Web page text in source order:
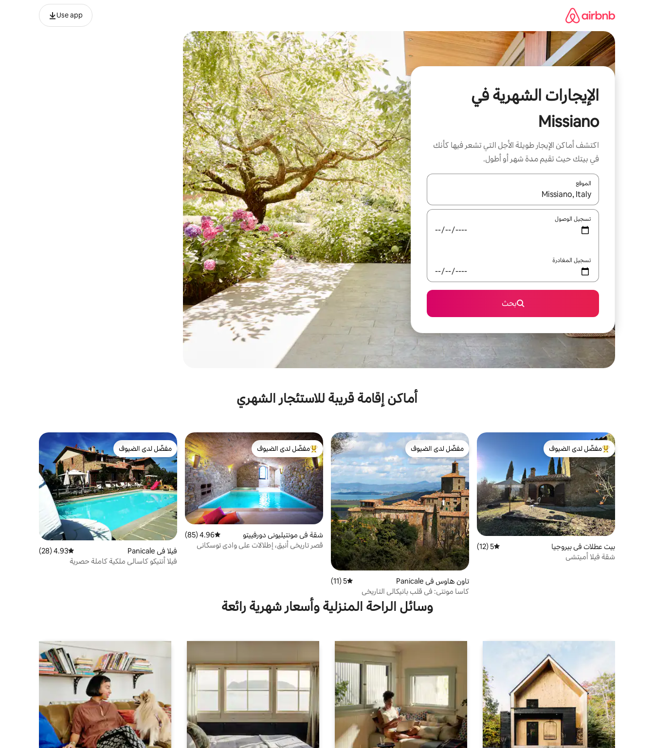
Use app
الإيجارات الشهرية في
Missiano
اكتشف أماكن الإيجار طويلة الأجل التي تشعر فيها كأنك
في بيتك حيث تقيم مدة شهر أو أطول.
الموقع
عند توفر النتائج، انتقل باستخدام السهمين لأعلى ولأسفل أو استكشف عن طريق اللمس أو السحب.
تسجيل الوصول
تسجيل المغادرة
بحث
أماكن إقامة قريبة للاستئجار الشهري
من أبرز البيوت المفضّلة لدى الضيوف
مفضّل لدى الضيوف
بيت عطلات في بيروجيا متوسط التقييم 5 من 5، 12 مراجعات
5 (12)
شقة فيلا أميتشي
مفضّل لدى الضيوف
مفضّل لدى الضيوف
تاون هاوس في Panicale متوسط التقييم 5 من 5، 11 مراجعات
5 (11)
كاسا مونتي: في قلب بانيكالي التاريخي
من أبرز البيوت المفضّلة لدى الضيوف
مفضّل لدى الضيوف
شقة في مونتيليوني دورفييتو متوسط التقييم 4.96 من 5، 85 مراجعات
4.96 (85)
قصر تاريخي أنيق، إطلالات على وادي توسكاني
مفضّل لدى الضيوف
مفضّل لدى الضيوف
فيلا في Panicale متوسط التقييم 4.93 من 5، 28 مراجعات
4.93 (28)
فيلا أنتيكو كاسالي ملكية كاملة حصرية
وسائل الراحة المنزلية وأسعار شهرية رائعة